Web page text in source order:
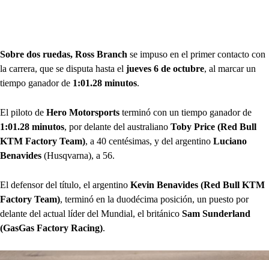
Sobre dos ruedas, Ross Branch se impuso en el primer contacto con
la carrera, que se disputa hasta el jueves 6 de octubre, al marcar un
tiempo ganador de 1:01.28 minutos.
El piloto de Hero Motorsports terminó con un tiempo ganador de
1:01.28 minutos, por delante del australiano Toby Price (Red Bull
KTM Factory Team), a 40 centésimas, y del argentino Luciano
Benavides (Husqvarna), a 56.
El defensor del título, el argentino Kevin Benavides (Red Bull KTM
Factory Team), terminó en la duodécima posición, un puesto por
delante del actual líder del Mundial, el británico Sam Sunderland
(GasGas Factory Racing).